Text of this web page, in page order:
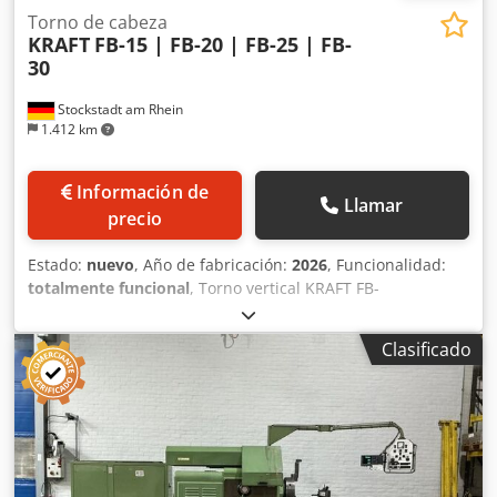
Stockstadt am Rhein
1.412 km
Torno de cabeza
KRAFT FB-15 | FB-20 | FB-25 | FB-
30
Información de
precio
Llamar
Estado: nuevo, Año de fabricación: 2026, Funcionalidad:
totalmente funcional, Torno vertical KRAFT FB-
15/20/25/30, nuevo de fábrica · Plato giratorio de 1500-
3000 mm · CNC o convencional. TORNO VERTICAL KRAFT
FB-SERIE, NUEVO DE FÁBRICA — PARA PIEZAS GRANDES EN
PLATO GIRATORIO, CON FIJACIÓN VOLANTE HASTA 2 T La
serie KRAFT FB procesa de forma económica piezas
grandes y planas, como discos de freno, bridas, ruedas,
anillos de rodamiento o piezas de tambor. Cuatro tamaños
con diámetros de torneado de 1.500 a 3.000 mm y un peso
Clasificado